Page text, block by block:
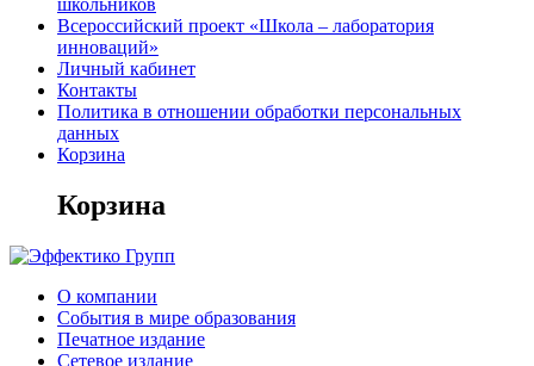
школьников
Всероссийский проект «Школа – лаборатория
инноваций»
Личный кабинет
Контакты
Политика в отношении обработки персональных
данных
Корзина
Корзина
О компании
События в мире образования
Печатное издание
Сетевое издание